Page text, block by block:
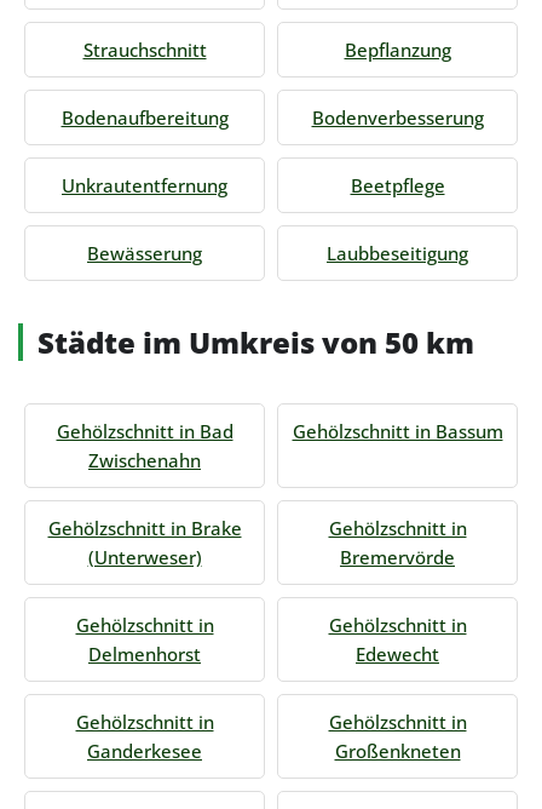
Strauchschnitt Bepflanzung
Bodenaufbereitung Bodenverbesserung
Unkrautentfernung Beetpflege
Bewässerung Laubbeseitigung
Städte im Umkreis von 50 km
Gehölzschnitt in Bad
Zwischenahn
Gehölzschnitt in Bassum
Gehölzschnitt in Brake
(Unterweser)
Gehölzschnitt in
Bremervörde
Gehölzschnitt in
Delmenhorst
Gehölzschnitt in
Edewecht
Gehölzschnitt in
Ganderkesee
Gehölzschnitt in
Großenkneten